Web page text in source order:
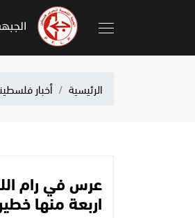
الرئيسية أخبار
اربعة منها